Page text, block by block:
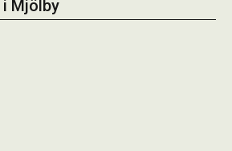
i Mjölby